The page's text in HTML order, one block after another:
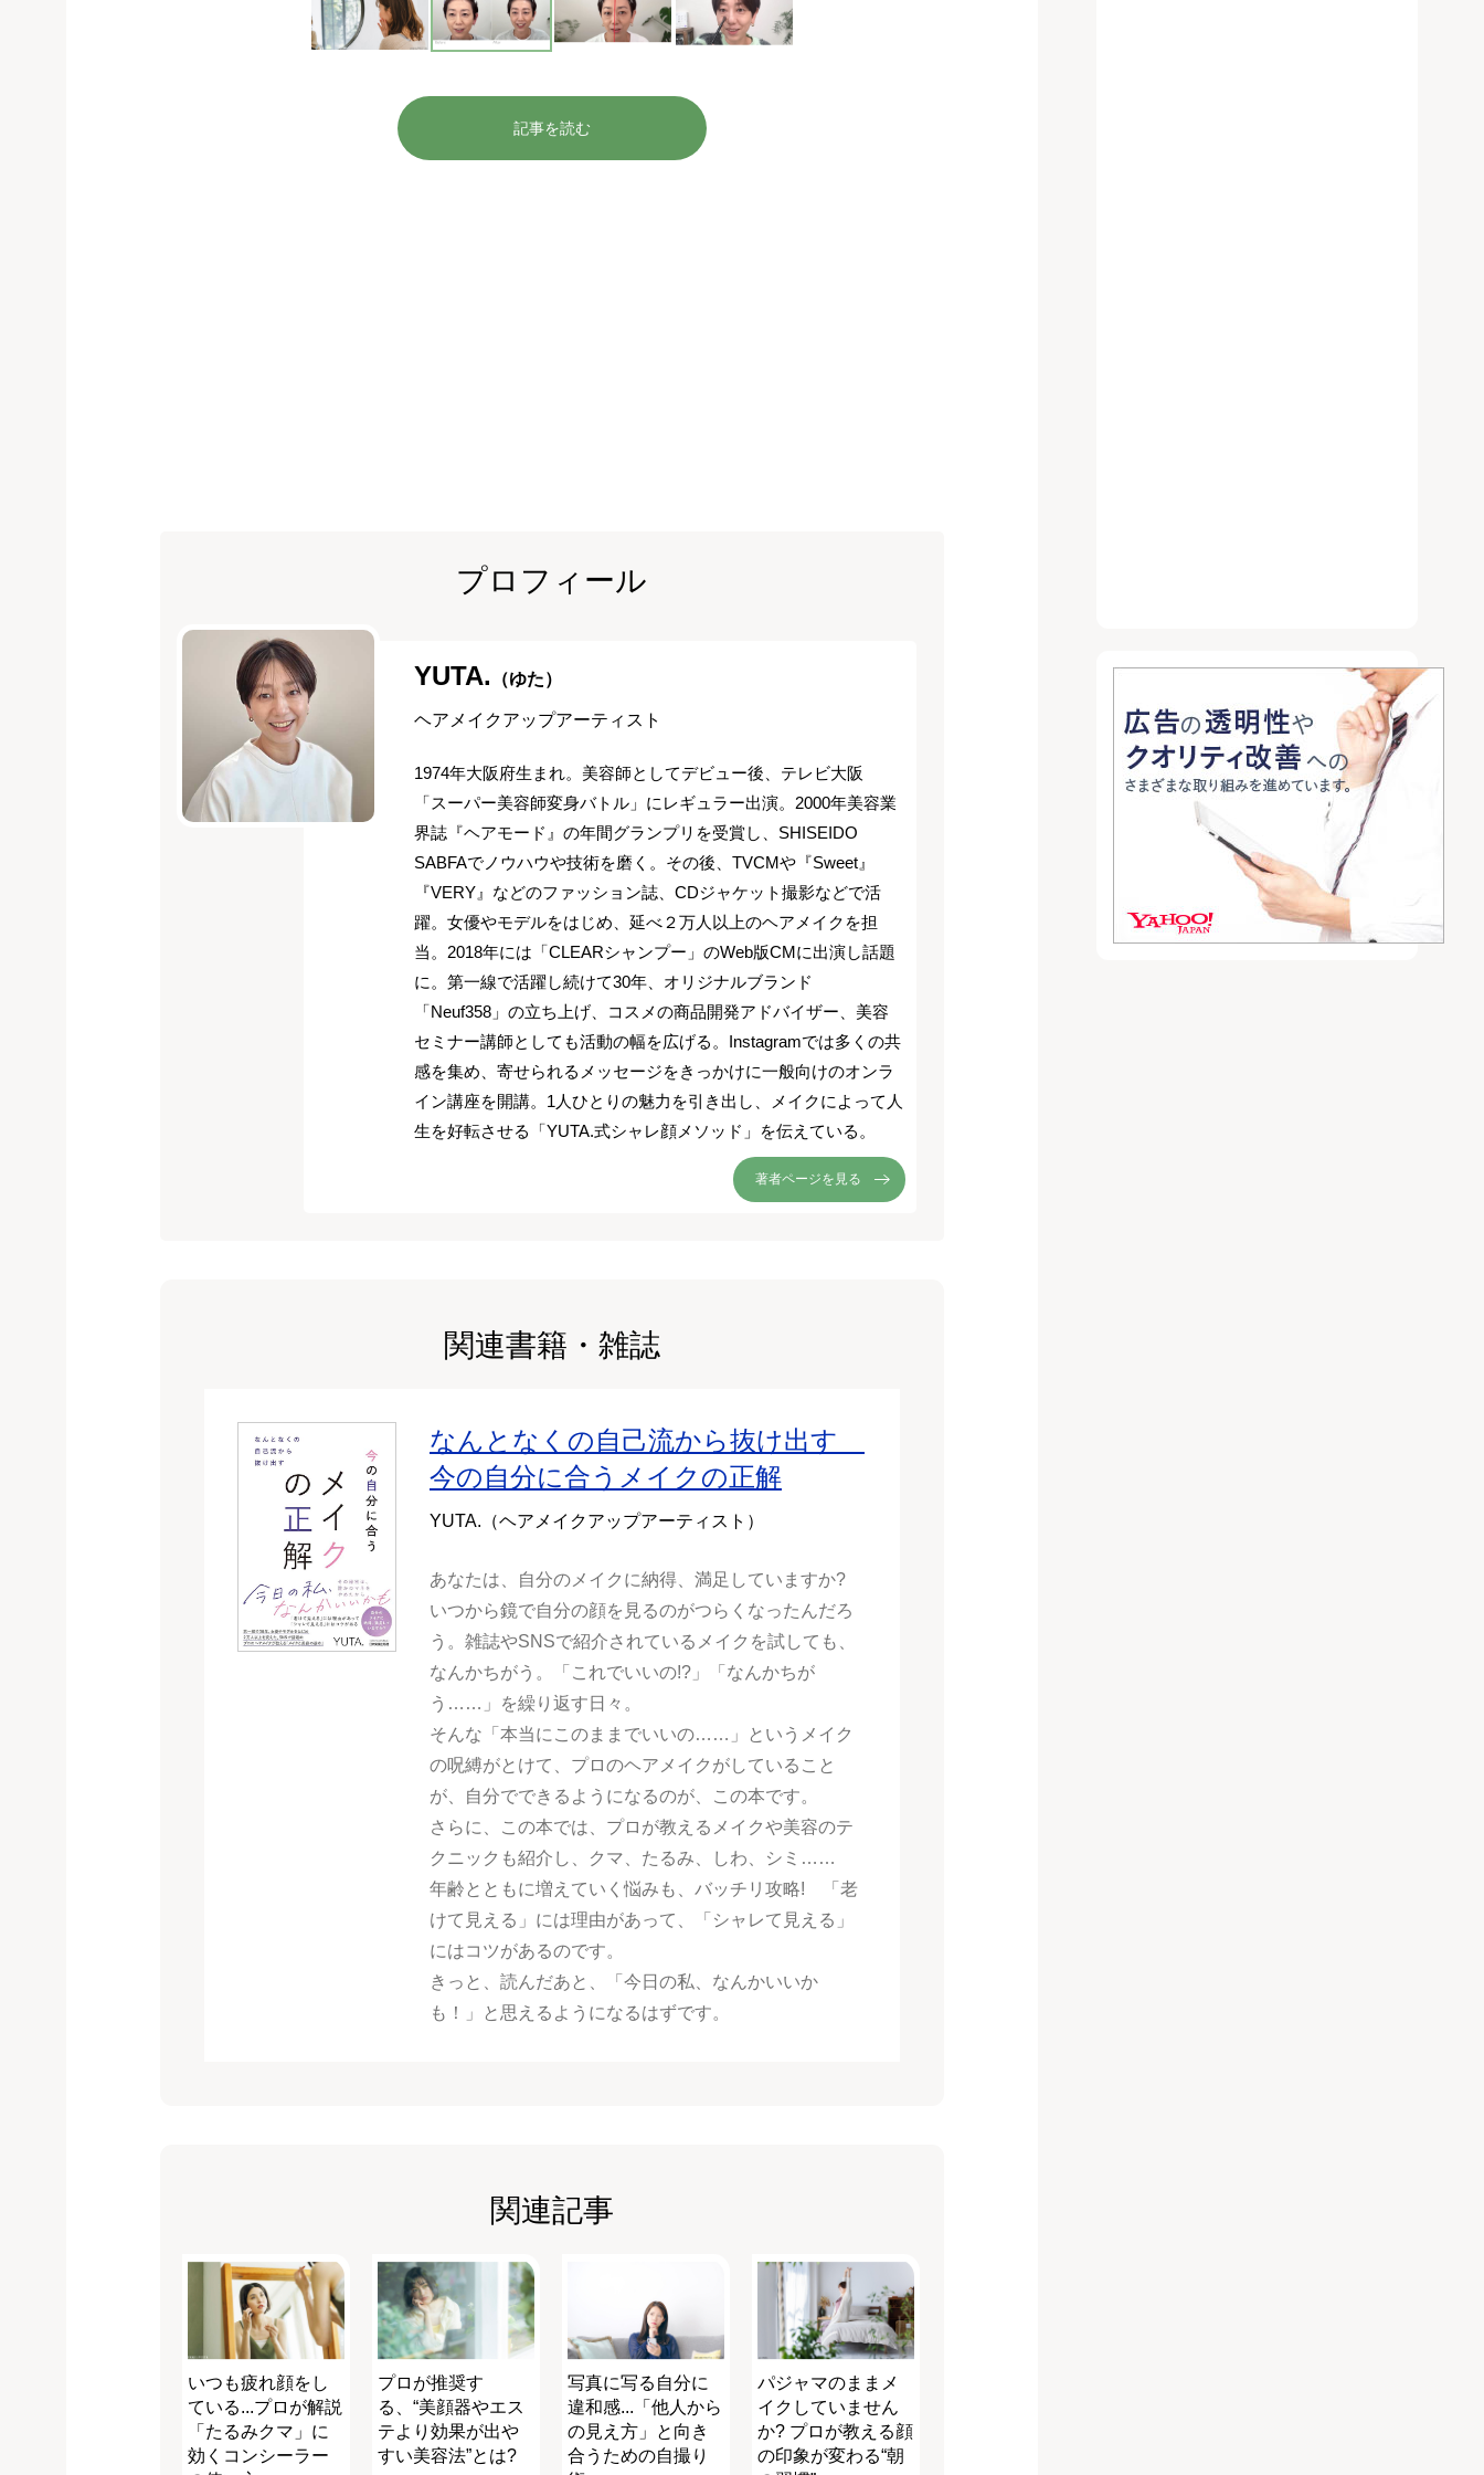
記事を読む
プロフィール
YUTA. （ゆた）
ヘアメイクアップアーティスト
1974年大阪府生まれ。美容師としてデビュー後、テレビ大阪
「スーパー美容師変身バトル」にレギュラー出演。2000年美容業
界誌『ヘアモード』の年間グランプリを受賞し、SHISEIDO
SABFAでノウハウや技術を磨く。その後、TVCMや『Sweet』
『VERY』などのファッション誌、CDジャケット撮影などで活
躍。女優やモデルをはじめ、延べ２万人以上のヘアメイクを担
当。2018年には「CLEARシャンプー」のWeb版CMに出演し話題
に。第一線で活躍し続けて30年、オリジナルブランド
「Neuf358」の立ち上げ、コスメの商品開発アドバイザー、美容
セミナー講師としても活動の幅を広げる。Instagramでは多くの共
感を集め、寄せられるメッセージをきっかけに一般向けのオンラ
イン講座を開講。1人ひとりの魅力を引き出し、メイクによって人
生を好転させる「YUTA.式シャレ顔メソッド」を伝えている。
著者ページを見る
関連書籍・雑誌
なんとなくの自己流から抜け出す
今の自分に合うメイクの正解
YUTA.（ヘアメイクアップアーティスト）
あなたは、自分のメイクに納得、満足していますか?
いつから鏡で自分の顔を見るのがつらくなったんだろ
う。雑誌やSNSで紹介されているメイクを試しても、
なんかちがう。「これでいいの!?」「なんかちが
う……」を繰り返す日々。
そんな「本当にこのままでいいの……」というメイク
の呪縛がとけて、プロのヘアメイクがしていること
が、自分でできるようになるのが、この本です。
さらに、この本では、プロが教えるメイクや美容のテ
クニックも紹介し、クマ、たるみ、しわ、シミ……
年齢とともに増えていく悩みも、バッチリ攻略! 「老
けて見える」には理由があって、「シャレて見える」
にはコツがあるのです。
きっと、読んだあと、「今日の私、なんかいいか
も！」と思えるようになるはずです。
関連記事
いつも疲れ顔をし
ている...プロが解説
「たるみクマ」に
効くコンシーラー
プロが推奨す
る、“美顔器やエス
テより効果が出や
すい美容法”とは?
写真に写る自分に
違和感...「他人から
の見え方」と向き
合うための自撮り
パジャマのままメ
イクしていません
か? プロが教える顔
の印象が変わる“朝